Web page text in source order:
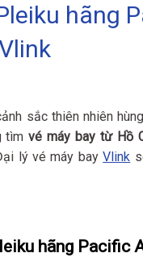
hãng
sắc thiên nhiên
tìmvé máy bay từ Hồ
lý vé máy bayVlink
hãng Pacific